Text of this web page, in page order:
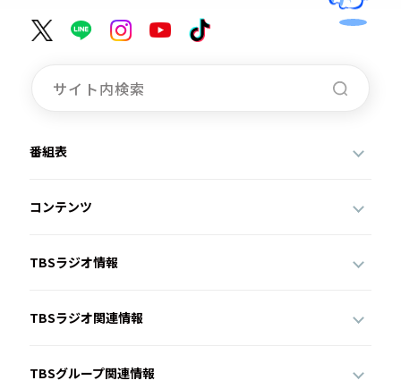
番組表
コンテンツ
TBSラジオ情報
TBSラジオ関連情報
TBSグループ関連情報